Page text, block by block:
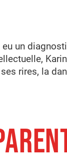
un
rires, la